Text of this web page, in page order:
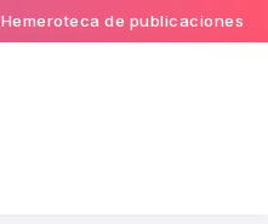
Hemeroteca de publicaciones